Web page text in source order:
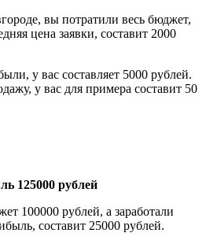
вы потратили весь бюджет,
цена заявки, составит 2000
у вас составляет 5000 рублей.
у вас для примера составит 50
125000 рублей
100000 рублей, а заработали
составит 25000 рублей.